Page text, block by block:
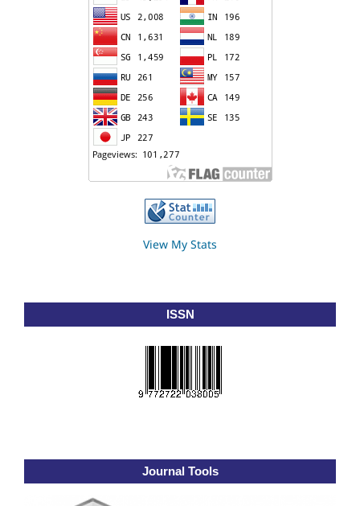
View My Stats
ISSN
Journal Tools